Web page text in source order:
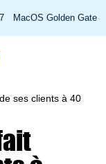
MacOS Golden Gate
ses clients à 40